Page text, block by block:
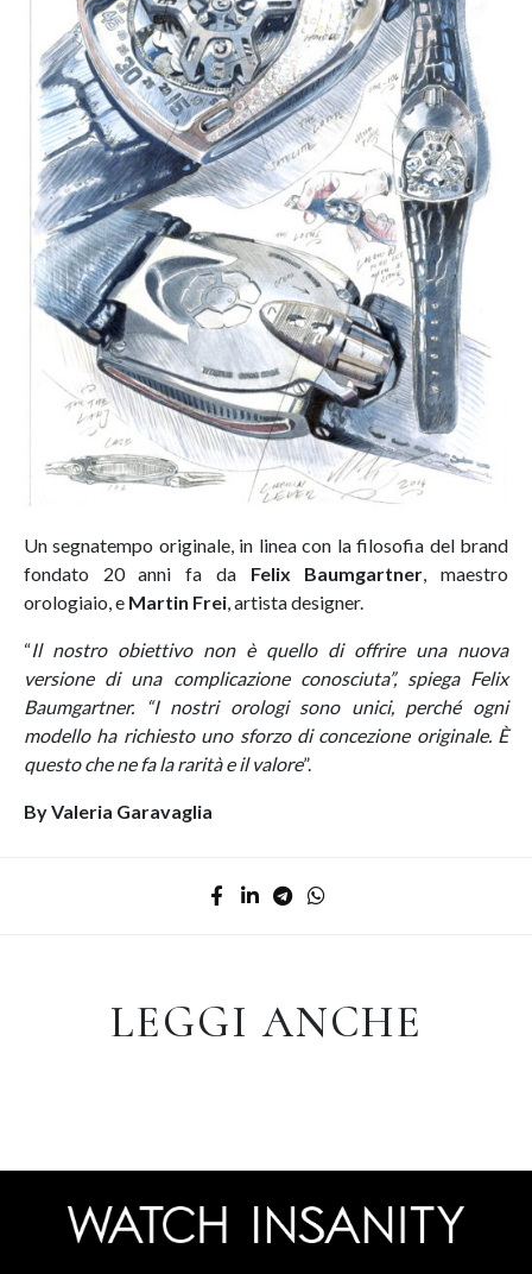
Un segnatempo originale, in linea con la filosofia del brand
fondato 20 anni fa da Felix Baumgartner, maestro
orologiaio, e Martin Frei, artista designer.
“Il nostro obiettivo non è quello di offrire una nuova
versione di una complicazione conosciuta”, spiega Felix
Baumgartner. “I nostri orologi sono unici, perché ogni
modello ha richiesto uno sforzo di concezione originale. È
questo che ne fa la rarità e il valore”.
By Valeria Garavaglia
LEGGI ANCHE